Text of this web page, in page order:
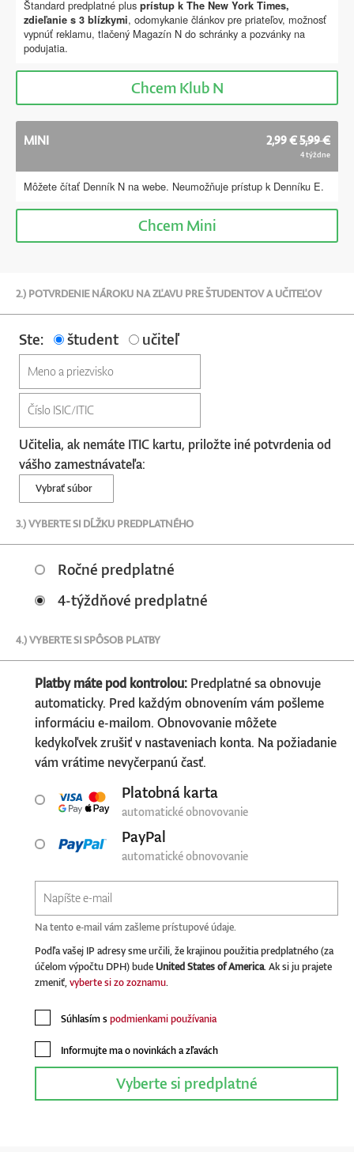
Štandard predplatné plus prístup k The New York Times,
zdieľanie s 3 blízkymi, odomykanie článkov pre priateľov, možnosť
vypnúť reklamu, tlačený Magazín N do schránky a pozvánky na
podujatia.
ChcemKlub N
MINI 2,99 €5,99 €
4 týždne
Môžete čítať Denník N na webe. Neumožňuje prístup k Denníku E.
ChcemMini
2.) POTVRDENIE NÁROKU NA ZĽAVU PRE ŠTUDENTOV A UČITEĽOV
Ste: študent učiteľ
Učitelia, ak nemáte ITIC kartu, priložte iné potvrdenia od
vášho zamestnávateľa:
Vybrať súbor
3.) VYBERTE SI DĹŽKU PREDPLATNÉHO
Ročné predplatné
4-týždňové predplatné
4.) VYBERTE SI SPÔSOB PLATBY
Platby máte pod kontrolou: Predplatné sa obnovuje
automaticky. Pred každým obnovením vám pošleme
informáciu e-mailom. Obnovovanie môžete
kedykoľvek zrušiť v nastaveniach konta. Na požiadanie
vám vrátime nevyčerpanú časť.
Platobná karta
automatické obnovovanie
PayPal
automatické obnovovanie
Na tento e-mail vám zašleme prístupové údaje.
Podľa vašej IP adresy sme určili, že krajinou použitia predplatného (za
účelom výpočtu DPH) bude United States of America. Ak si ju prajete
zmeniť,vyberte si zo zoznamu.
Súhlasím spodmienkami používania
Informujte ma o novinkách a zľavách
Vyberte si predplatné